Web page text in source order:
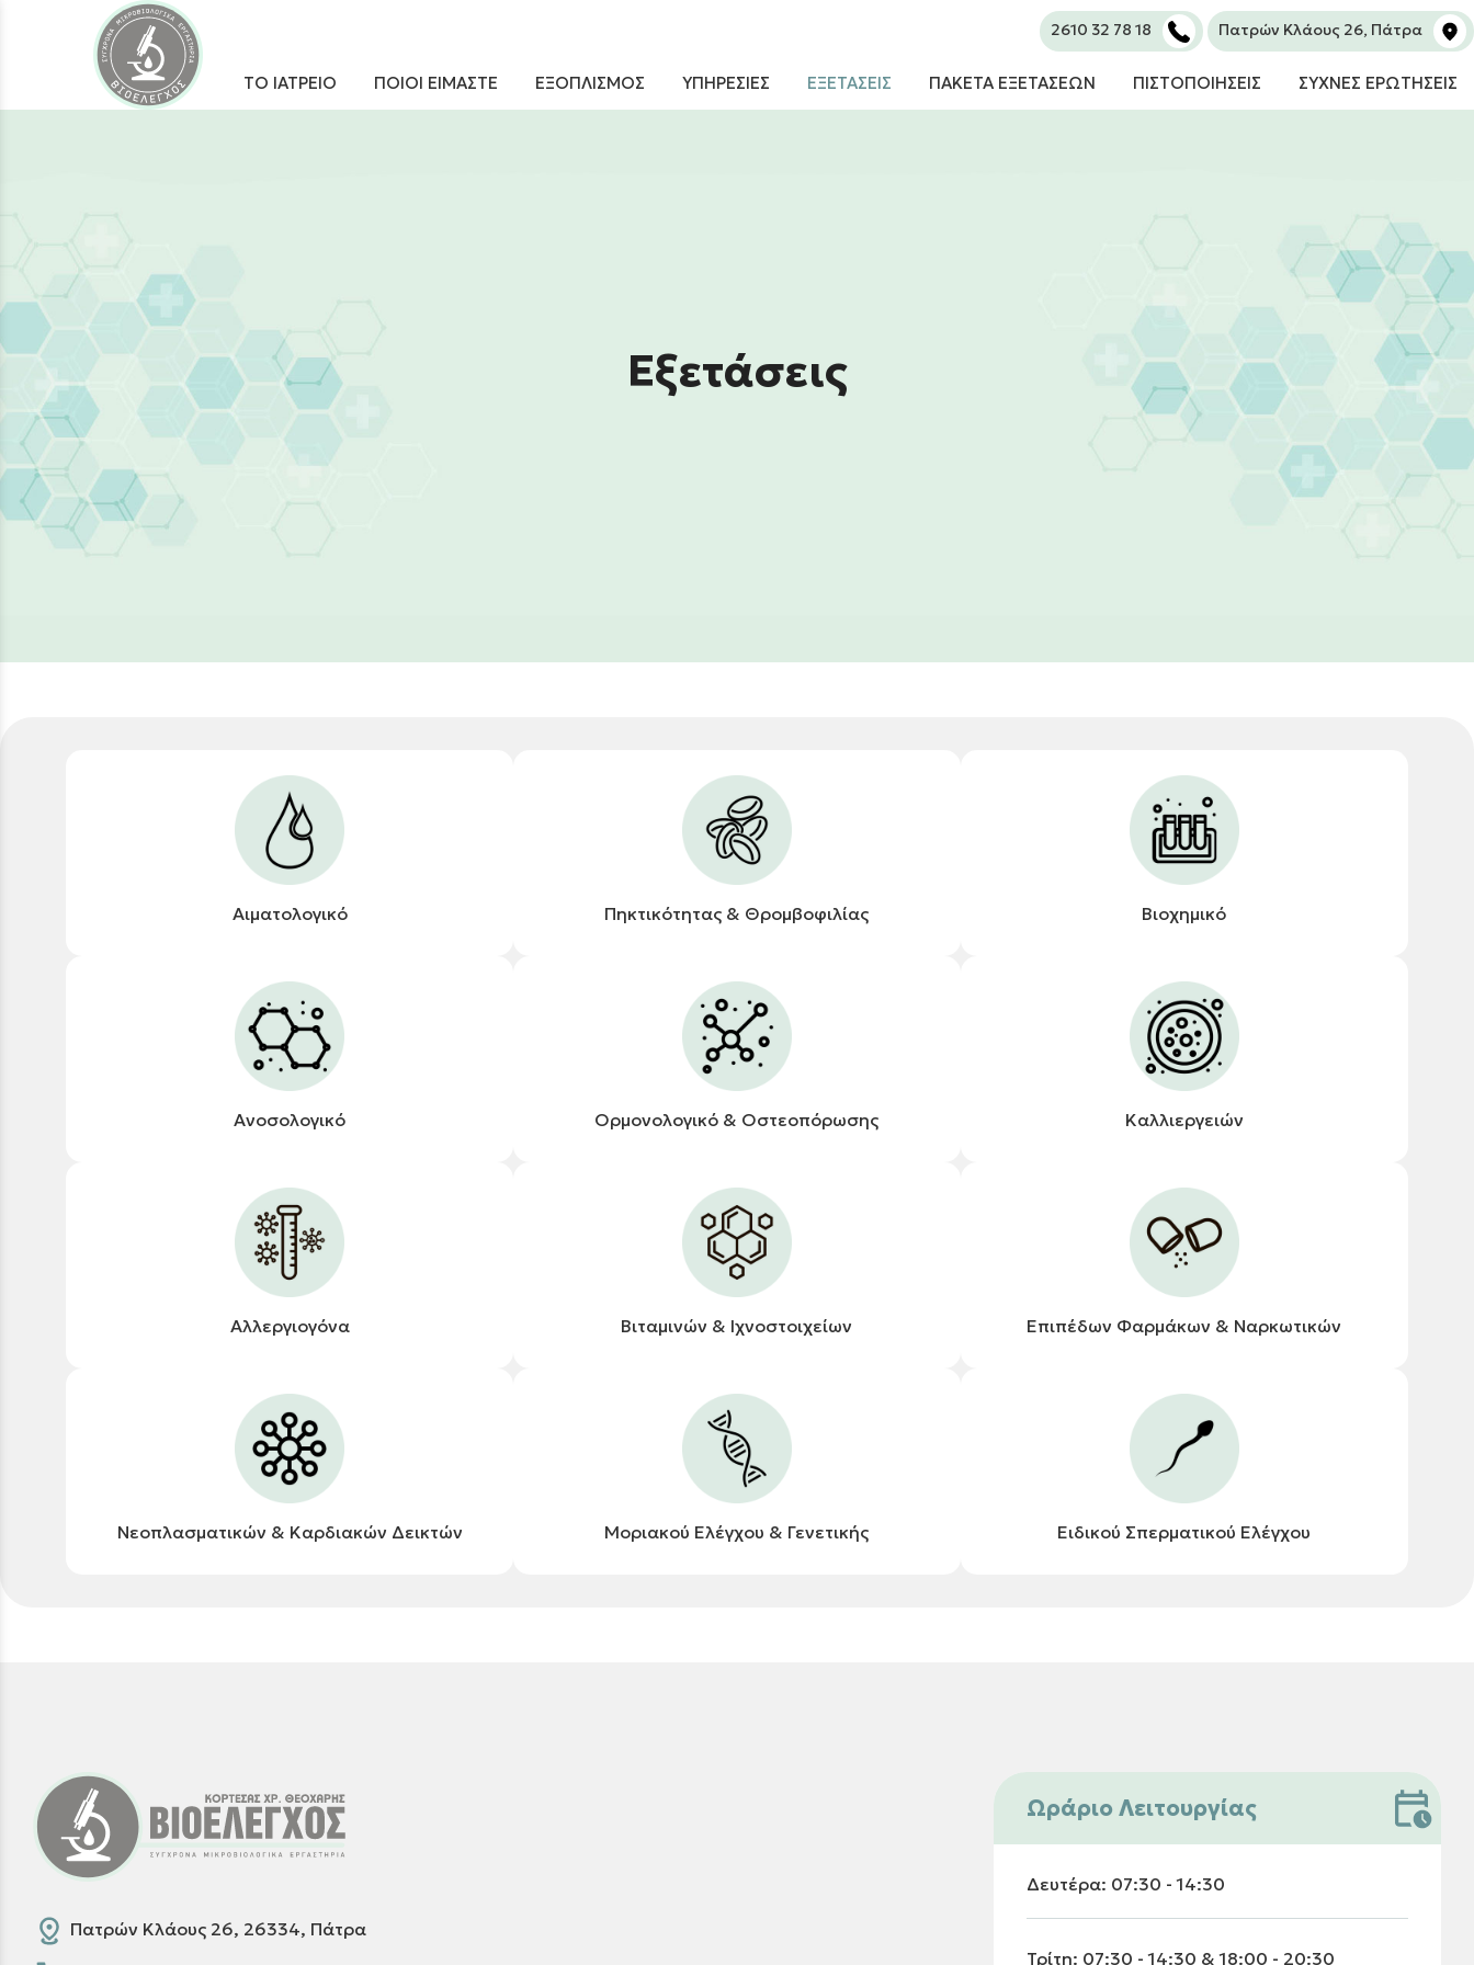
2610 32 78 18 Πατρών Κλάους 26, Πάτρα
ΤΟ ΙΑΤΡΕΙΟ ΠΟΙΟΙ ΕΙΜΑΣΤΕ ΕΞΟΠΛΙΣΜΟΣ ΥΠΗΡΕΣΙΕΣ ΕΞΕΤΑΣΕΙΣ ΠΑΚΕΤΑ ΕΞΕΤΑΣΕΩΝ ΠΙΣΤΟΠΟΙΗΣΕΙΣ ΣΥΧΝΕΣ ΕΡΩΤΗΣΕΙΣ
Εξετάσεις
Αιματολογικό Πηκτικότητας & Θρομβοφιλίας Βιοχημικό
Ανοσολογικό Ορμονολογικό & Οστεοπόρωσης Καλλιεργειών
Αλλεργιογόνα Βιταμινών & Ιχνοστοιχείων Επιπέδων Φαρμάκων & Ναρκωτικών
Νεοπλασματικών & Καρδιακών Δεικτών Μοριακού Ελέγχου & Γενετικής Ειδικού Σπερματικού Ελέγχου
Πατρών Κλάους 26, 26334, Πάτρα
Ωράριο Λειτουργίας
Δευτέρα: 07:30 - 14:30
Τρίτη: 07:30 - 14:30 & 18:00 - 20:30